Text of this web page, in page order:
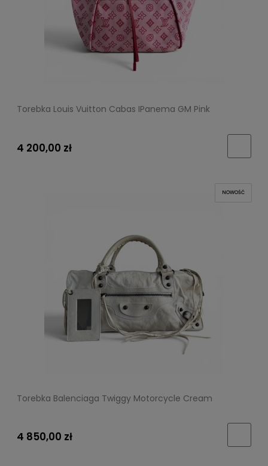
Torebka Louis Vuitton Cabas IPanema GM Pink
4 200,00 zł
Torebka Balenciaga Twiggy Motorcycle Cream
4 850,00 zł
NOWOŚĆ